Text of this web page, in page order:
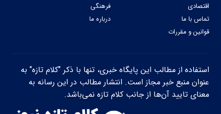
اقتصادی
فرهنگی
تماس با ما
درباره ما
قوانین و مقررات
استفاده از مطالب این پایگاه خبری، تنها با ذکر "کلام تازه" به
عنوان منبع خبر مجاز است. انتشار مطالب در این رسانه به
معنای تایید آن‌ها از جانب کلام تازه نمی‌باشد.